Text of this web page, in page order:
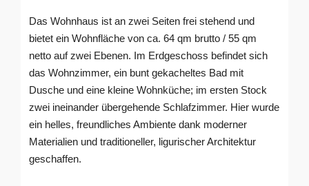
Das Wohnhaus ist an zwei Seiten frei stehend und
bietet ein Wohnfläche von ca. 64 qm brutto / 55 qm
netto auf zwei Ebenen. Im Erdgeschoss befindet sich
das Wohnzimmer, ein bunt gekacheltes Bad mit
Dusche und eine kleine Wohnküche; im ersten Stock
zwei ineinander übergehende Schlafzimmer. Hier wurde
ein helles, freundliches Ambiente dank moderner
Materialien und traditioneller, ligurischer Architektur
geschaffen.